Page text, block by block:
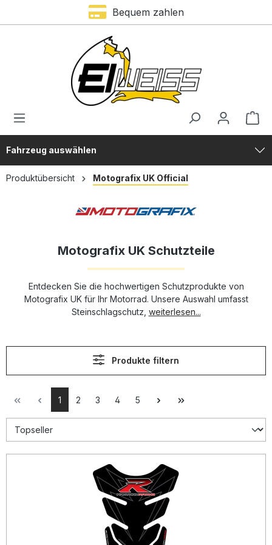
Bequem zahlen
Fahrzeug auswählen
Produktübersicht Motografix UK Official
Motografix UK Schutzteile
Entdecken Sie die hochwertigen Schutzprodukte von
Motografix UK für Ihr Motorrad. Unsere Auswahl umfasst
Steinschlagschutz, weiterlesen...
Produkte filtern
1 2 3 4 5